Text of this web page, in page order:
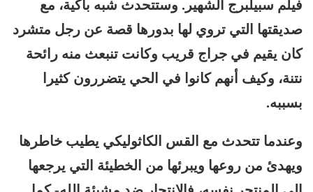
فيلم سبيلبرج الشهير. وستتحدث شبه باكية، مع
صديقتها التي تروي لها بدورها قصة عن رجل متشرد
كان يقيم في جراج قريب وكانت تنبعث منه رائحة
نتنة، وكيف أنهم كانوا في الحي يتضررون كثيرا
بسببه.
وعندما تتحدث مع القس الكاثوليكي يطيب خاطرها
ويهدئ من روعها ويبرئها من الخطيئة التي يرجعها